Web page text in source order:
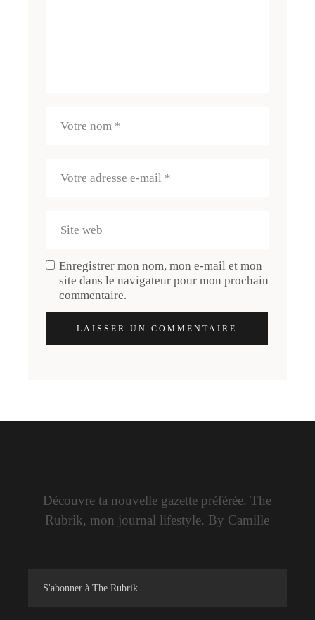
Enregistrer mon nom, mon e-mail et mon
site dans le navigateur pour mon prochain
commentaire.
LAISSER UN COMMENTAIRE
Découvre ta nouvelle gazette préférée. The
Rubrik, mon journal lifestyle. By Camille